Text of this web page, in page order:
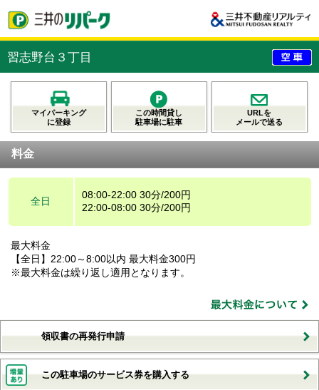
習志野台３丁目
マイパーキング
に登録
この時間貸し
駐車場に駐車
URLを
メールで送る
料金
全日
08:00-22:00 30分/200円
22:00-08:00 30分/200円
最大料金
【全日】22:00～8:00以内 最大料金300円
※最大料金は繰り返し適用となります。
領収書の再発行申請
この駐車場のサービス券を購入する